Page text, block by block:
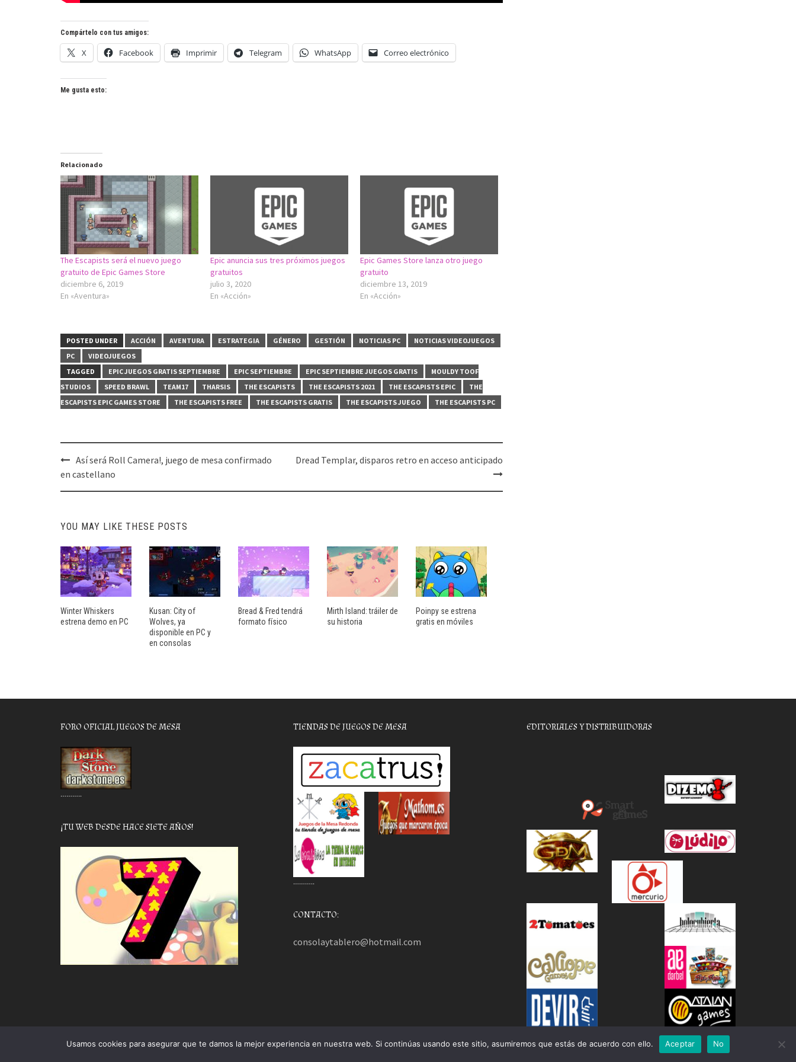
Compártelo con tus amigos:
X Facebook Imprimir Telegram WhatsApp Correo electrónico
Me gusta esto:
Relacionado
The Escapists será el nuevo juego
gratuito de Epic Games Store
diciembre 6, 2019
En «Aventura»
Epic anuncia sus tres próximos juegos
gratuitos
julio 3, 2020
En «Acción»
Epic Games Store lanza otro juego
gratuito
diciembre 13, 2019
En «Acción»
POSTED UNDER ACCIÓN AVENTURA ESTRATEGIA GÉNERO GESTIÓN NOTICIAS PC
NOTICIAS VIDEOJUEGOS
PC
VIDEOJUEGOS
TAGGED
EPIC JUEGOS GRATIS SEPTIEMBRE EPIC SEPTIEMBRE EPIC SEPTIEMBRE JUEGOS GRATIS
MOULDY TOOF
STUDIOS
SPEED BRAWL TEAM17 THARSIS THE ESCAPISTS THE ESCAPISTS 2021 THE ESCAPISTS EPIC
THE
ESCAPISTS EPIC GAMES STORE
THE ESCAPISTS FREE THE ESCAPISTS GRATIS THE ESCAPISTS JUEGO THE ESCAPISTS PC
Post
navigation
Así será Roll Camera!, juego de mesa confirmado
en castellano
Dread Templar, disparos retro en acceso anticipado
YOU MAY LIKE THESE POSTS
Winter Whiskers
estrena demo en PC
Kusan: City of
Wolves, ya
disponible en PC y
en consolas
Bread & Fred tendrá
formato físico
Mirth Island: tráiler de
su historia
Poinpy se estrena
gratis en móviles
FORO OFICIAL JUEGOS DE MESA
………..
¡TU WEB DESDE HACE SIETE AÑOS!
TIENDAS DE JUEGOS DE MESA
………..
CONTACTO:
consolaytablero@hotmail.com
EDITORIALES Y DISTRIBUIDORAS
Proudly powered by WordPress|Theme: Awaken byThemezHut.
Usamos cookies para asegurar que te damos la mejor experiencia en nuestra web. Si continúas usando este sitio, asumiremos que estás de acuerdo con ello. Aceptar No